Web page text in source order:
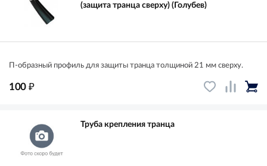
(защита транца сверху) (Голубев)
П-образный профиль для защиты транца толщиной 21 мм сверху.
100 ₽
Труба крепления транца